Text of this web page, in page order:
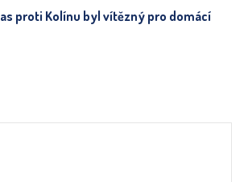
proti Kolínu byl vítězný pro domácí